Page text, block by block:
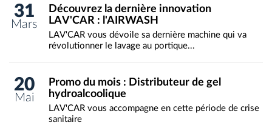
31
Mars
Découvrez la dernière innovation
LAV'CAR : l'AIRWASH
LAV'CAR vous dévoile sa dernière machine qui va
révolutionner le lavage au portique...
20
Mai
Promo du mois : Distributeur de gel
hydroalcoolique
LAV'CAR vous accompagne en cette période de crise
sanitaire